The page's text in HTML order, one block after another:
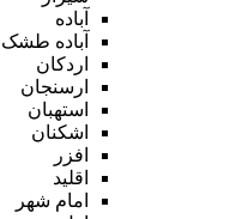
آباده
آباده طشک
اردکان
ارسنجان
استهبان
اشکنان
افزر
اقلید
امام شهر